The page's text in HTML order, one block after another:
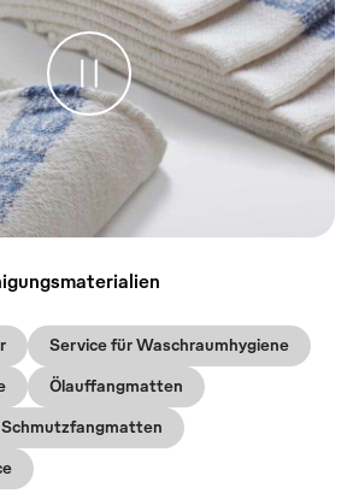
Service für Waschraumhygiene
Ölauffangmatten
Schmutzfangmatten